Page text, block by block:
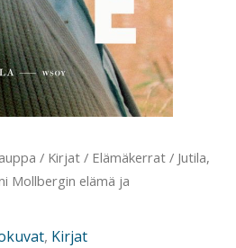
/ Kirjat / Elämäkerrat / Jutila,
Mollbergin elämä ja
, Kirjat